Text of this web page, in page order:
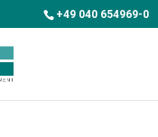
+49 040 654969-0